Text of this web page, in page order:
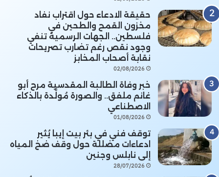
حقيقة الادعاء حول اقتراب نفاد
مخزون القمح والطحين في
فلسطين.. الجهات الرسمية تنفي
وجود نقص رغم تضارب تصريحات
نقابة أصحاب المخابز
02/08/2026
خبر وفاة الطالبة المقدسية مرح أبو
غانم ملفق.. والصورة مُولَّدة بالذكاء
الاصطناعي
01/08/2026
توقف فني في بئر بيت إيبا يُثير
ادعاءات مضللة حول وقف ضخ المياه
إلى نابلس وجنين
28/07/2026